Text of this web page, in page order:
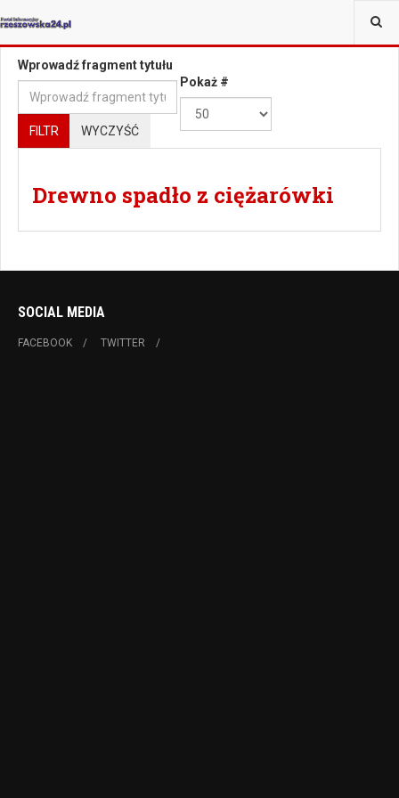
JESTEŚ TUTAJ:
Wprowadź fragment tytułu
FILTR WYCZYŚĆ
Pokaż #
Drewno spadło z ciężarówki
SOCIAL MEDIA
FACEBOOK TWITTER